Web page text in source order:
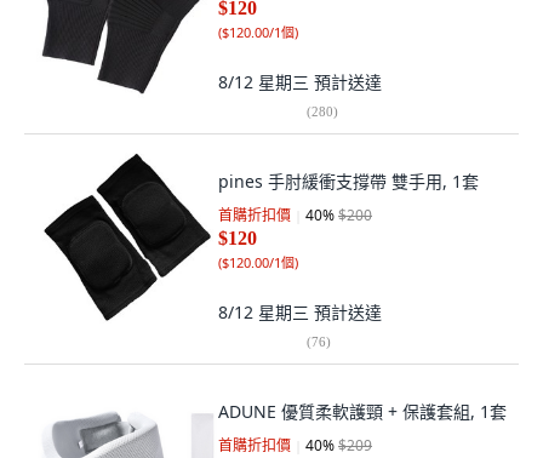
$120
($120.00/1個)
8/12 星期三 預計送達
(280)
pines 手肘緩衝支撐帶 雙手用, 1套
首購折扣價 40%$200
$120
($120.00/1個)
8/12 星期三 預計送達
(76)
ADUNE 優質柔軟護頸 + 保護套組, 1套
首購折扣價 40%$209